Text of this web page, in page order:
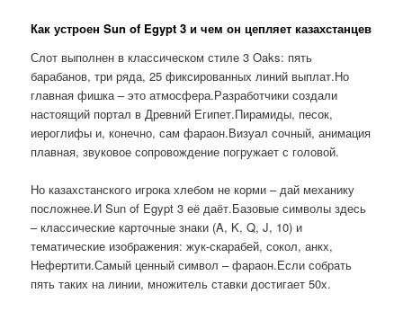
Как устроен Sun of Egypt 3 и чем он цепляет казахстанцев
Слот выполнен в классическом стиле 3 Oaks: пять
барабанов, три ряда, 25 фиксированных линий выплат.Но
главная фишка – это атмосфера.Разработчики создали
настоящий портал в Древний Египет.Пирамиды, песок,
иероглифы и, конечно, сам фараон.Визуал сочный, анимация
плавная, звуковое сопровождение погружает с головой.
Но казахстанского игрока хлебом не корми – дай механику
посложнее.И Sun of Egypt 3 её даёт.Базовые символы здесь
– классические карточные знаки (A, K, Q, J, 10) и
тематические изображения: жук-скарабей, сокол, анкх,
Нефертити.Самый ценный символ – фараон.Если собрать
пять таких на линии, множитель ставки достигает 50x.